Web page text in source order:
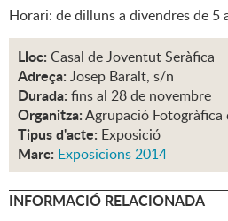
Horari: de dilluns a divendres de 5
Lloc: Casal de Joventut Seràfica
Adreça: Josep Baralt, s/n
Durada: fins al 28 de novembre
Organitza:Agrupació Fotogràfica
Tipus d'acte: Exposició
Marc: Exposicions 2014
INFORMACIÓ RELACIONADA